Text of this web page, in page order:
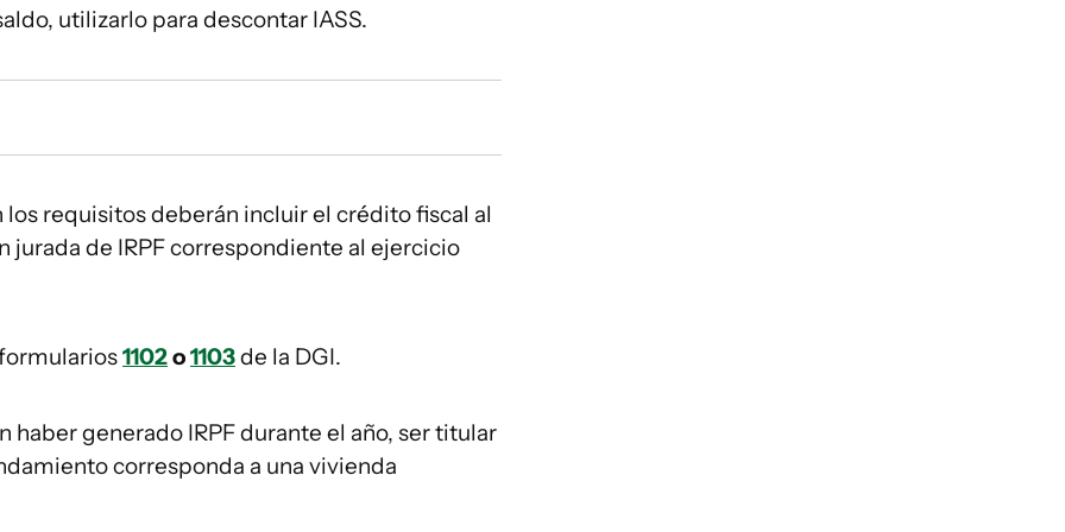
utilizarlo para descontar IASS.
requisitos deberán incluir el crédito fiscal al
de IRPF correspondiente al ejercicio
1102o1103de la DGI.
generado IRPF durante el año, ser titular
corresponda a una vivienda